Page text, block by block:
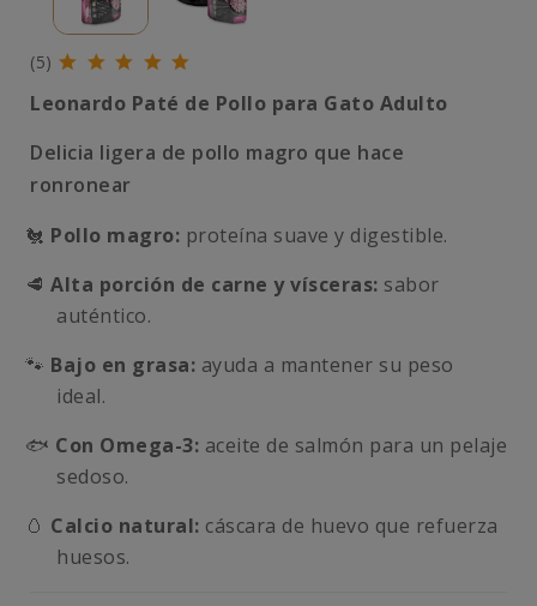
(5)
Leonardo Paté de Pollo para Gato Adulto
Delicia ligera de pollo magro que hace
ronronear
🐔 Pollo magro: proteína suave y digestible.
🥩 Alta porción de carne y vísceras: sabor
auténtico.
🐾 Bajo en grasa: ayuda a mantener su peso
ideal.
🐟 Con Omega-3: aceite de salmón para un pelaje
sedoso.
🥚 Calcio natural: cáscara de huevo que refuerza
huesos.